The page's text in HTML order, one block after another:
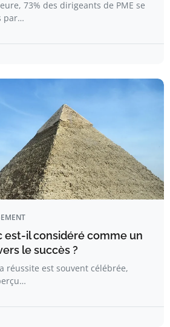
73% des dirigeants de PME se
par…
est-il considéré comme un
le succès ?
réussite est souvent célébrée,